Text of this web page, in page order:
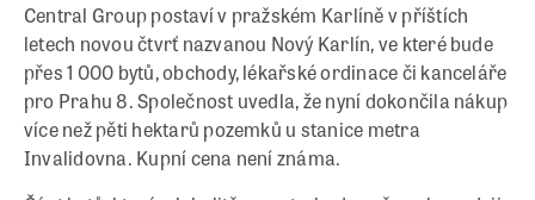
Central Group postaví v pražském Karlíně v příštích
letech novou čtvrť nazvanou Nový Karlín, ve které bude
přes 1 000 bytů, obchody, lékařské ordinace či kanceláře
pro Prahu 8. Společnost uvedla, že nyní dokončila nákup
více než pěti hektarů pozemků u stanice metra
Invalidovna. Kupní cena není známa.